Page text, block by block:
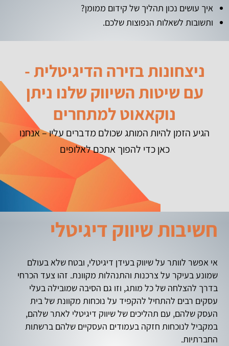
איך עושים נכון תהליך של קידום ממומן?
ותשובות לשאלות הנפוצות שלכם.
ניצחונות בזירה הדיגיטלית -
עם שיטות השיווק שלנו ניתן
נוקאאוט למתחרים
הגיע הזמן להיות המותג שכולם מדברים עליו – אנחנו
כאן כדי להפוך אתכם לאלופים
חשיבות שיווק דיגיטלי
אי אפשר לוותר על שיווק בעידן דיגיטלי, ובטח שלא בעולם
שמונע בעיקר על צרכנות והתנהלות מקוונת. זהו צעד הכרחי
בדרך להצלחה של כל מותג, וזו גם הסיבה שמובילה בעלי
עסקים רבים להתחיל להקפיד על נוכחות מקוונת של בית
העסק שלהם, עם תהליכים של שיווק דיגיטלי לאתר שלהם,
במקביל לנוכחות חזקה בעמודים העסקיים שלהם ברשתות
החברתיות.